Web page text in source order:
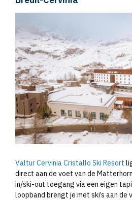
Valtur Cervinia Cristallo Ski Resort
direct aan de voet van de
in/ski-out toegang via een eigen
loopband brengt je met ski’s aan